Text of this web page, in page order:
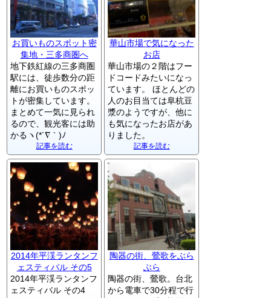
お買いものスポット密
集地・三多商圏へ
地下鉄紅線の三多商圏
駅には、徒歩数分の距
離にお買いものスポッ
トが密集しています。
まとめて一気に見られ
るので、観光客には助
かるヽ(*´∇｀)ﾉ
記事を読む
華山市場で気になった
お店
華山市場の２階はフー
ドコードみたいになっ
ています。 ほとんどの
人のお目当ては阜杭豆
漿のようですが、他に
も気になったお店があ
りました。
記事を読む
2014年平渓ランタンフ
ェスティバル その5
2014年平渓ランタンフ
ェスティバル その4
陶器の街、鶯歌をぶら
ぶら
陶器の街、鶯歌。台北
から電車で30分程で行